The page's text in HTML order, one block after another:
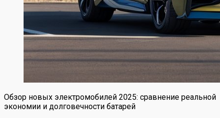
Обзор новых электромобилей 2025: сравнение реальной
экономии и долговечности батарей